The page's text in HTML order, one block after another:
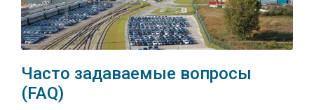
Часто задаваемые вопросы
(FAQ)